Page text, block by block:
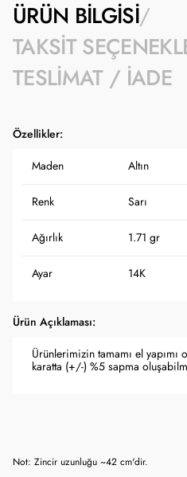
ÜRÜN BILGISI
TAKSIT
TESLIMAT / İADE
Özellikler:
Maden Altın
Renk Sarı
Ağırlık 1.71 gr
Ayar 14K
Ürün Açıklaması:
Ürünlerimizin tamamı el
karatta (+/-) %5 sapma
Not: Zincir uzunluğu ~42 cm'dir.